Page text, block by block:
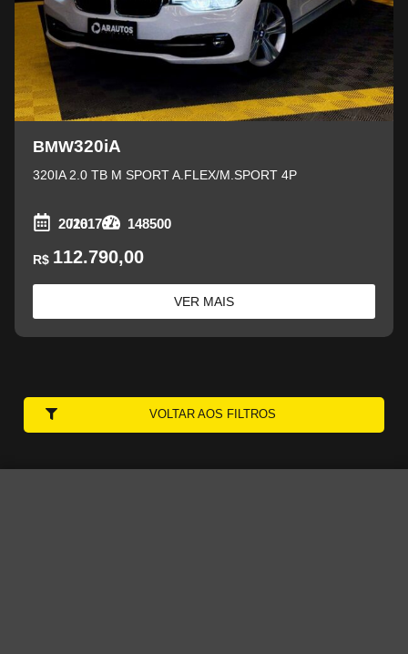
BMW320iA
320IA 2.0 TB M SPORT A.FLEX/M.SPORT 4P
2016
/2017 148500
R$112.790,00
VER MAIS
VOLTAR AOS FILTROS